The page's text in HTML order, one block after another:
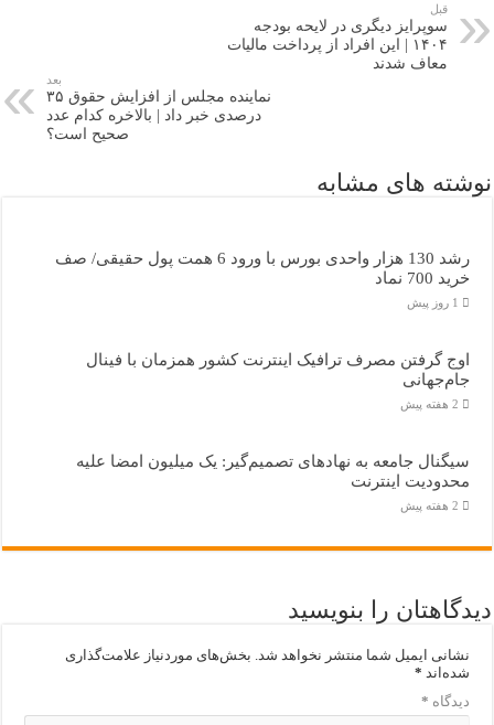
قبل
سوپرایز دیگری در لایحه بودجه
۱۴۰۴ | این افراد از پرداخت مالیات
معاف شدند
بعد
نماینده مجلس از افزایش حقوق ۳۵
درصدی خبر داد | بالاخره کدام عدد
صحیح است؟
نوشته های مشابه
رشد 130 هزار واحدی بورس با ورود 6 همت پول حقیقی/ صف
خرید 700 نماد
1 روز پیش
اوج گرفتن مصرف ترافیک اینترنت کشور همزمان با فینال
جام‌جهانی
2 هفته پیش
سیگنال جامعه به نهادهای تصمیم‌گیر: یک میلیون امضا علیه
محدودیت اینترنت
2 هفته پیش
دیدگاهتان را بنویسید
نشانی ایمیل شما منتشر نخواهد شد. بخش‌های موردنیاز علامت‌گذاری
شده‌اند *
دیدگاه *